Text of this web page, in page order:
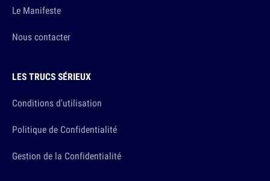
Le Manifeste
Nous contacter
LES TRUCS SÉRIEUX
Conditions d'utilisation
Politique de Confidentialité
Gestion de la Confidentialité